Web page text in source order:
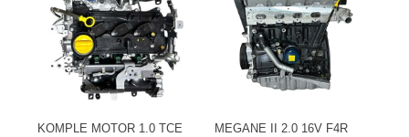
KOMPLE MOTOR 1.0 TCE
MEGANE II 2.0 16V F4R